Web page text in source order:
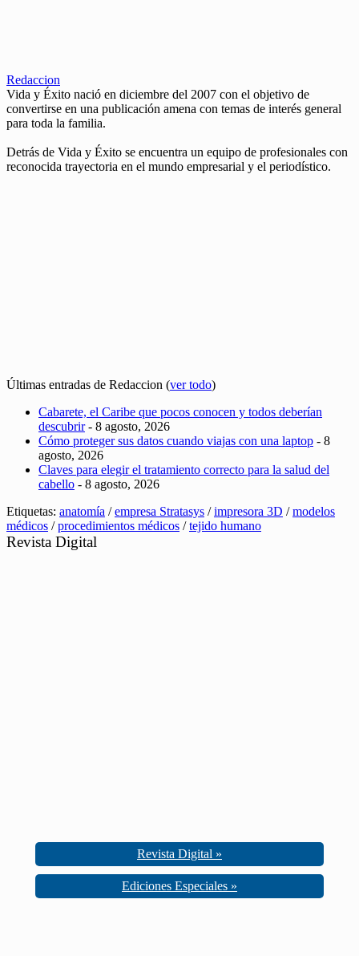
Redaccion
Vida y Éxito nació en diciembre del 2007 con el objetivo de
convertirse en una publicación amena con temas de interés general
para toda la familia.
Detrás de Vida y Éxito se encuentra un equipo de profesionales con
reconocida trayectoria en el mundo empresarial y el periodístico.
Últimas entradas de Redaccion (ver todo)
Cabarete, el Caribe que pocos conocen y todos deberían
descubrir- 8 agosto, 2026
Cómo proteger sus datos cuando viajas con una laptop - 8
agosto, 2026
Claves para elegir el tratamiento correcto para la salud del
cabello - 8 agosto, 2026
Etiquetas: anatomía /empresa Stratasys /impresora 3D /modelos
médicos /procedimientos médicos /tejido humano
Revista Digital
Revista Digital »
Ediciones Especiales »